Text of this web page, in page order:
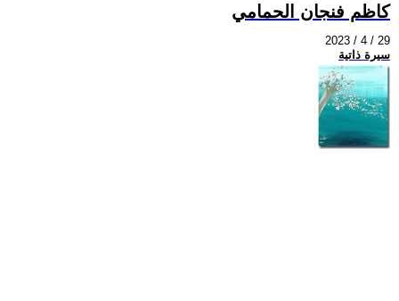
كاظم فنجان الحمامي
2023 / 4 / 29
سيرة ذاتية